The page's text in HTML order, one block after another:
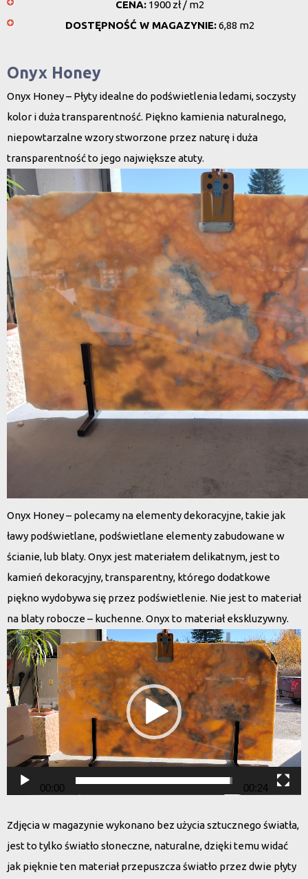
CENA: 1900 zł / m2
DOSTĘPNOŚĆ W MAGAZYNIE:6,88 m2
Onyx Honey
Onyx Honey – Płyty idealne do podświetlenia ledami, soczysty
kolor i duża transparentność. Piękno kamienia naturalnego,
niepowtarzalne wzory stworzone przez naturę i duża
transparentność to jego największe atuty.
Onyx Honey – polecamy na elementy dekoracyjne, takie jak
ławy podświetlane, podświetlane elementy zabudowane w
ścianie, lub blaty. Onyx jest materiałem delikatnym, jest to
kamień dekoracyjny, transparentny, którego dodatkowe
piękno wydobywa się przez podświetlenie. Nie jest to materiał
na blaty robocze – kuchenne. Onyx to materiał ekskluzywny.
Odtwarzacz
video
00:00 00:24
Zdjęcia w magazynie wykonano bez użycia sztucznego światła,
jest to tylko światło słoneczne, naturalne, dzięki temu widać
jak pięknie ten materiał przepuszcza światło przez dwie płyty